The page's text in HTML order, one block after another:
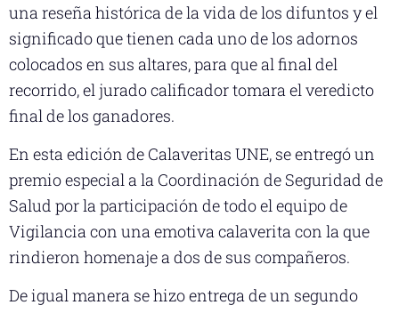
una reseña histórica de la vida de los difuntos y el
significado que tienen cada uno de los adornos
colocados en sus altares, para que al final del
recorrido, el jurado calificador tomara el veredicto
final de los ganadores.
En esta edición de Calaveritas UNE, se entregó un
premio especial a la Coordinación de Seguridad de
Salud por la participación de todo el equipo de
Vigilancia con una emotiva calaverita con la que
rindieron homenaje a dos de sus compañeros.
De igual manera se hizo entrega de un segundo